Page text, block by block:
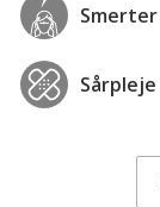
Smerter
Sårpleje